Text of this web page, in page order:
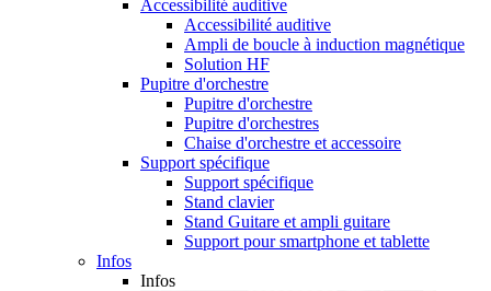
Accessibilité auditive
Accessibilité auditive
Ampli de boucle à induction magnétique
Solution HF
Pupitre d'orchestre
Pupitre d'orchestre
Pupitre d'orchestres
Chaise d'orchestre et accessoire
Support spécifique
Support spécifique
Stand clavier
Stand Guitare et ampli guitare
Support pour smartphone et tablette
Infos
Infos